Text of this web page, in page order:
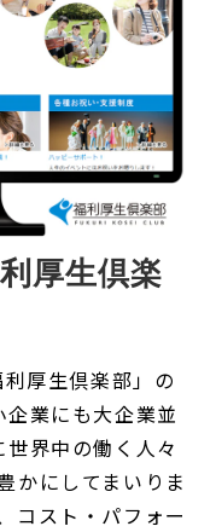
厚生倶楽
厚生倶楽部」の
業にも大企業並
界中の働く人々
かにしてまいりま
コスト・パフォー